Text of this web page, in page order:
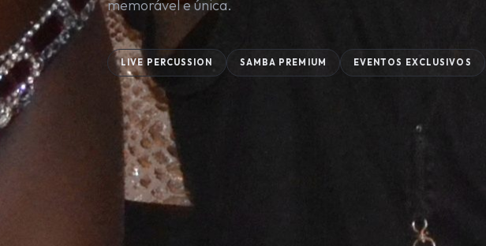
memorável e única.
LIVE PERCUSSION SAMBA PREMIUM EVENTOS EXCLUSIVOS